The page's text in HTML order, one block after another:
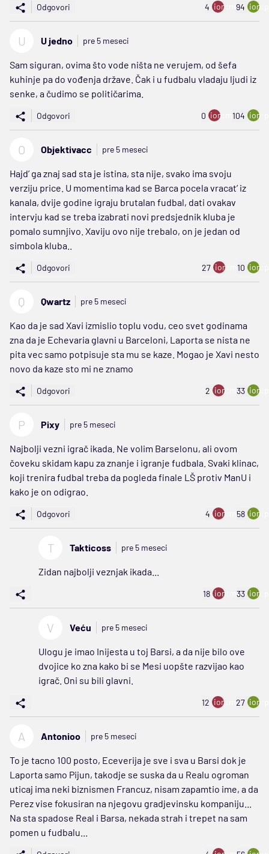
Odgovori 4 ion:minus
94
U U jedno pre 5 meseci
Sam siguran, ovima što vode ništa ne verujem, od šefa
kuhinje pa do vođenja države. Čak i u fudbalu vladaju ljudi iz
senke, a čudimo se političarima.
Odgovori 0 ion:minus
104
O Objektivacc pre 5 meseci
Hajd’ ga znaj sad sta je istina, sta nije, svako ima svoju
verziju price. U momentima kad se Barca pocela vracat’ iz
kanala, dvije godine igraju brutalan fudbal, dati ovakav
intervju kad se treba izabrati novi predsjednik kluba je
pomalo sumnjivo. Xaviju ovo nije trebalo, on je jedan od
simbola kluba..
Odgovori 27 ion:minus
10
Q Qwartz pre 5 meseci
Kao da je sad Xavi izmislio toplu vodu, ceo svet godinama
zna da je Echevaria glavni u Barceloni, Laporta se nista ne
pita vec samo potpisuje sta mu se kaze. Mogao je Xavi nesto
novo da kaze sto mi ne znamo
Odgovori 2 ion:minus
33
P Pixy pre 5 meseci
Najbolji vezni igrač ikada. Ne volim Barselonu, ali ovom
čoveku skidam kapu za znanje i igranje fudbala. Svaki klinac,
koji trenira fudbal treba da pogleda finale LŠ protiv ManU i
kako je on odigrao.
Odgovori 4 ion:minus
58
T Takticoss pre 5 meseci
Zidan najbolji veznjak ikada...
18 ion:minus
33
V Veću pre 5 meseci
Ulogu je imao Inijesta u toj Barsi, a da nije bilo ove
dvojice ko zna kako bi se Mesi uopšte razvijao kao
igrač. Oni su bili glavni.
12 ion:minus
27
A Antonioo pre 5 meseci
To je tacno 100 posto, Eceverija je sve i sva u Barsi dok je
Laporta samo Pijun, takodje se suska da u Realu ogroman
uticaj ima neki biznismen Francuz, nisam zapamtio ime, a da
Perez vise fokusiran na njegovu gradjevinsku kompaniju...
Na sta spadose Real i Barsa, nekada strah i trepet na sam
pomen u fudbalu...